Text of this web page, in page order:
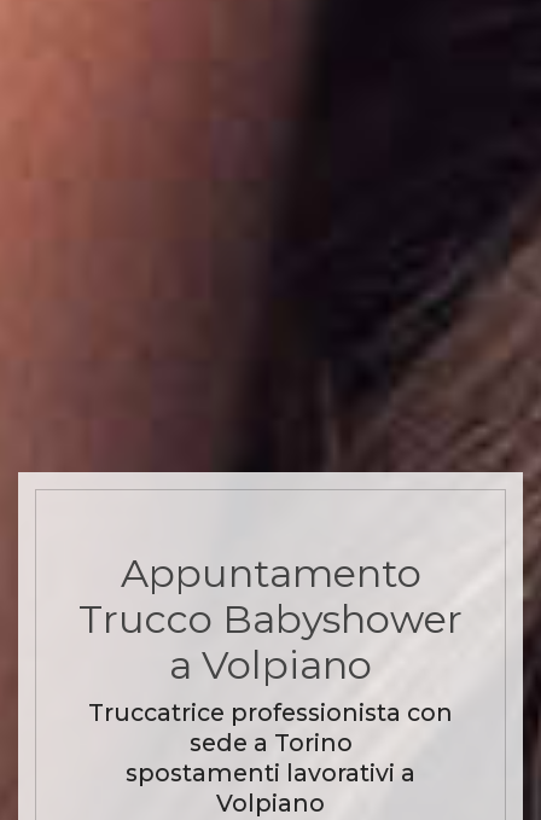
Appuntamento
Trucco Babyshower
a Volpiano
Truccatrice professionista con
sede a Torino
spostamenti lavorativi a
Volpiano